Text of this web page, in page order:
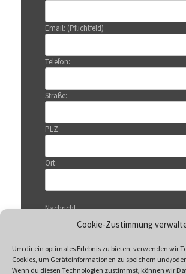
Cookie-Zustimmung
Um dir ein optimales Erlebnis zu bieten, verwenden wir
Cookies, um Geräteinformationen zu speichern und/
Wenn du diesen Technologien zustimmst, können wir
Email: (Pflichtfeld)
Telefon:
Straße:
PLZ:
Ort:
Nachricht: